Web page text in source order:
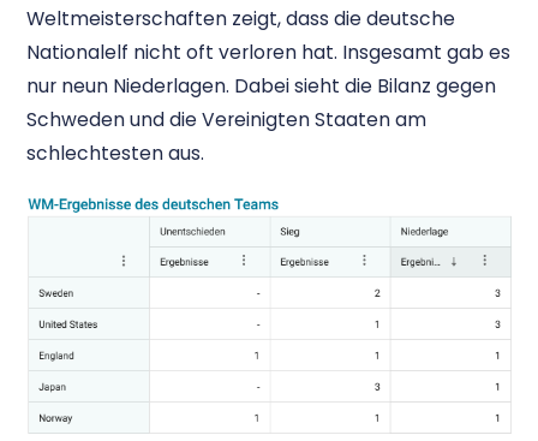
Weltmeisterschaften zeigt, dass die deutsche
Nationalelf nicht oft verloren hat. Insgesamt gab es
nur neun Niederlagen. Dabei sieht die Bilanz gegen
Schweden und die Vereinigten Staaten am
schlechtesten aus.